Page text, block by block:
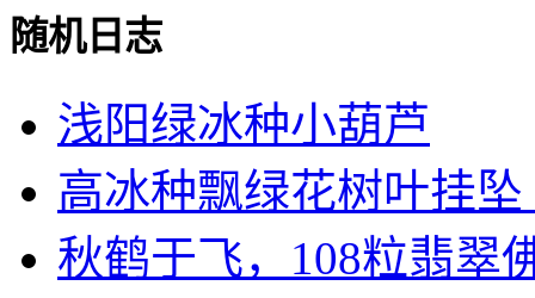
随机日志
浅阳绿冰种小葫芦
高冰种飘绿花树叶挂坠
秋鹤于飞，108粒翡翠